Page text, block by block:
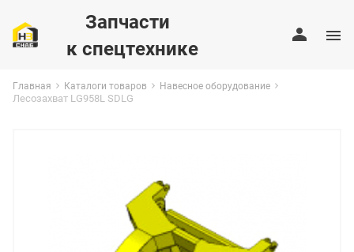
Запчасти
к спецтехнике
Главная Каталоги товаров Навесное оборудование
Лесозахват LG958L SDLG